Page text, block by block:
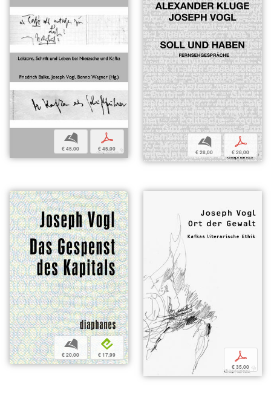
b
€ 45,00
p
€ 45,00
b
€ 28,00
p
€ 28,00
b
€ 20,00
e
€ 17,99 p
€ 35,00